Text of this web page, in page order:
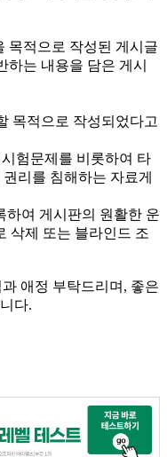
목적으로 작성된 게시글
하는 내용을 담은 게시
목적으로 작성되었다고
험문제를 비롯하여 타
리를 침해하는 자료게
하여 게시판의 원활한 운
삭제 또는 블라인드 조
과 애정 부탁드리며, 좋은
다.